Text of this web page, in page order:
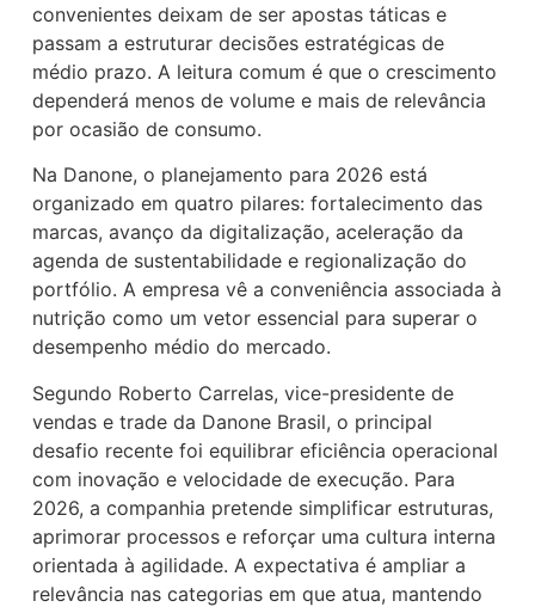
convenientes deixam de ser apostas táticas e
passam a estruturar decisões estratégicas de
médio prazo. A leitura comum é que o crescimento
dependerá menos de volume e mais de relevância
por ocasião de consumo.
Na Danone, o planejamento para 2026 está
organizado em quatro pilares: fortalecimento das
marcas, avanço da digitalização, aceleração da
agenda de sustentabilidade e regionalização do
portfólio. A empresa vê a conveniência associada à
nutrição como um vetor essencial para superar o
desempenho médio do mercado.
Segundo Roberto Carrelas, vice-presidente de
vendas e trade da Danone Brasil, o principal
desafio recente foi equilibrar eficiência operacional
com inovação e velocidade de execução. Para
2026, a companhia pretende simplificar estruturas,
aprimorar processos e reforçar uma cultura interna
orientada à agilidade. A expectativa é ampliar a
relevância nas categorias em que atua, mantendo